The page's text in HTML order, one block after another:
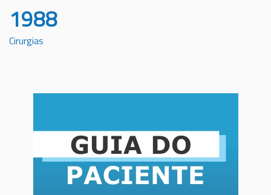
1988
Cirurgias